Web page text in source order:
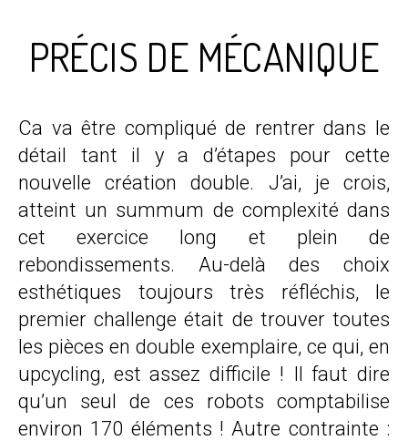
PRÉCIS DE MÉCANIQUE
Ca va être compliqué de rentrer dans le
détail tant il y a d’étapes pour cette
nouvelle création double. J’ai, je crois,
atteint un summum de complexité dans
cet exercice long et plein de
rebondissements. Au-delà des choix
esthétiques toujours très réfléchis, le
premier challenge était de trouver toutes
les pièces en double exemplaire, ce qui, en
upcycling, est assez difficile ! Il faut dire
qu’un seul de ces robots comptabilise
environ 170 éléments ! Autre contrainte :